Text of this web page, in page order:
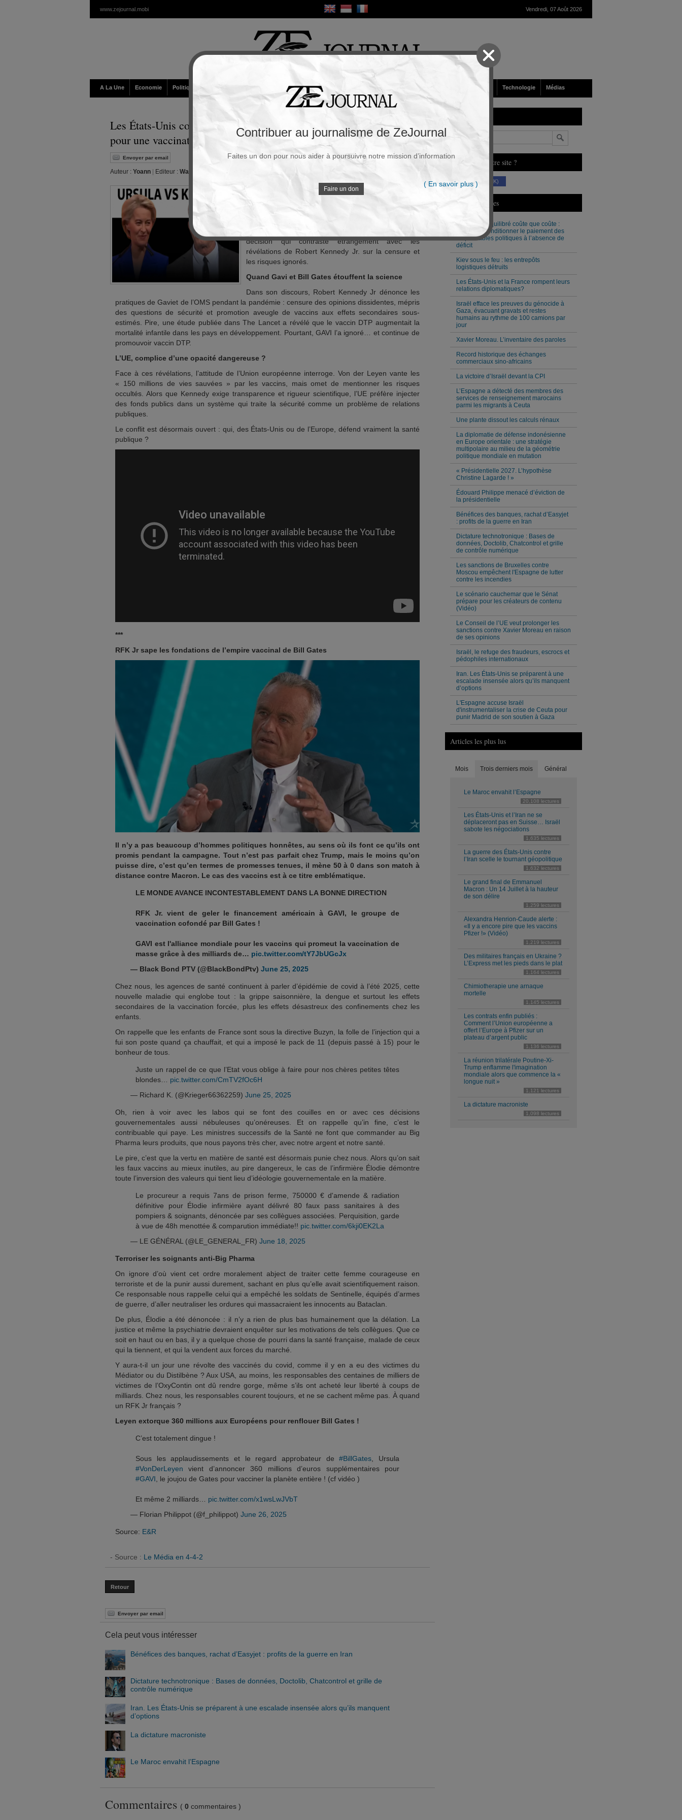
www.zejournal.mobi Vendredi, 07 Août 2026
A La Une Economie Politique / Géopolitique Religion Sport France / Europe Société Technologie Médias
Les États-Unis coupent les vivres à GAVI : L’UE offre 360 millions
pour une vaccination sans transparence
Envoyer par email Souscrire à la newsletter
Auteur : Yoann Editeur : Walt
Alors que les États-Unis suspendent leur financement
à GAVI, fondé par la fondation Bill et Melinda Gates,
Ursula von der Leyen, présidente de la Commission
supplémentaires à cette alliance vaccinale. Une
décision qui contraste étrangement avec les
révélations de Robert Kennedy Jr. sur la censure et
les risques ignorés.
Quand Gavi et Bill Gates étouffent la science
Dans son discours, Robert Kennedy Jr dénonce les
pratiques de Gaviet de l’OMS pendant la pandémie : censure des opinions dissidentes, mépris
des questions de sécurité et promotion aveugle de vaccins aux effets secondaires sous-
estimés. Pire, une étude publiée dans The Lancet a révélé que le vaccin DTP augmentait la
mortalité infantile dans les pays en développement. Pourtant, GAVI l’a ignoré… et continue de
promouvoir vaccin DTP.
L’UE, complice d’une opacité dangereuse ?
Face à ces révélations, l’attitude de l’Union européenne interroge. Von der Leyen vante les
« 150 millions de vies sauvées » par les vaccins, mais omet de mentionner les risques
occultés. Alors que Kennedy exige transparence et rigueur scientifique, l’UE préfère injecter
des fonds publics dans un système qui traite la sécurité comme un problème de relations
publiques.
Le conflit est désormais ouvert : qui, des États-Unis ou de l’Europe, défend vraiment la santé
publique ?
***
RFK Jr sape les fondations de l’empire vaccinal de Bill Gates
Il n’y a pas beaucoup d’hommes politiques honnêtes, au sens où ils font ce qu’ils ont
promis pendant la campagne. Tout n’est pas parfait chez Trump, mais le moins qu’on
puisse dire, c’est qu’en termes de promesses tenues, il mène 50 à 0 dans son match à
distance contre Macron. Le cas des vaccins est à ce titre emblématique.
LE MONDE AVANCE INCONTESTABLEMENT DANS LA BONNE DIRECTION
RFK Jr. vient de geler le financement américain à GAVI, le groupe de
vaccination cofondé par Bill Gates !
GAVI est l'alliance mondiale pour les vaccins qui promeut la vaccination de
masse grâce à des milliards de… pic.twitter.com/tY7JbUGcJx
— Black Bond PTV (@BlackBondPtv) June 25, 2025
Chez nous, les agences de santé continuent à parler d’épidémie de covid à l’été 2025, cette
nouvelle maladie qui englobe tout : la grippe saisonnière, la dengue et surtout les effets
secondaires de la vaccination forcée, plus les effets désastreux des confinements chez les
enfants.
On rappelle que les enfants de France sont sous la directive Buzyn, la folle de l’injection qui a
fui son poste quand ça chauffait, et qui a imposé le pack de 11 (depuis passé à 15) pour le
bonheur de tous.
Juste un rappel de ce que l’Etat vous oblige à faire pour nos chères petites têtes
blondes… pic.twitter.com/CmTV2fOc6H
— Richard K. (@Krieger66362259) June 25, 2025
Oh, rien à voir avec les labos qui se font des couilles en or avec ces décisions
gouvernementales aussi nébuleuses qu’onéreuses. Et on rappelle qu’in fine, c’est le
contribuable qui paye. Les ministres successifs de la Santé ne font que commander au Big
Pharma leurs produits, que nous payons très cher, avec notre argent et notre santé.
Le pire, c’est que la vertu en matière de santé est désormais punie chez nous. Alors qu’on sait
les faux vaccins au mieux inutiles, au pire dangereux, le cas de l’infirmière Élodie démontre
toute l’inversion des valeurs qui tient lieu d’idéologie gouvernementale en la matière.
Le procureur a requis 7ans de prison ferme, 750000 € d'amende & radiation
définitive pour Élodie infirmière ayant délivré 80 faux pass sanitaires à des
pompiers & soignants, dénoncée par ses collègues associées. Perquisition, garde
à vue de 48h menottée & comparution immédiate!! pic.twitter.com/6kji0EK2La
— LE GÉNÉRAL (@LE_GENERAL_FR) June 18, 2025
Terroriser les soignants anti-Big Pharma
On ignore d’où vient cet ordre moralement abject de traiter cette femme courageuse en
terroriste et de la punir aussi durement, sachant en plus qu’elle avait scientifiquement raison.
Ce responsable nous rappelle celui qui a empêché les soldats de Sentinelle, équipés d’armes
de guerre, d’aller neutraliser les ordures qui massacraient les innocents au Bataclan.
De plus, Élodie a été dénoncée : il n’y a rien de plus bas humainement que la délation. La
justice et même la psychiatrie devraient enquêter sur les motivations de tels collègues. Que ce
soit en haut ou en bas, il y a quelque chose de pourri dans la santé française, malade de ceux
qui la tiennent, et qui la vendent aux forces du marché.
Y aura-t-il un jour une révolte des vaccinés du covid, comme il y en a eu des victimes du
Médiator ou du Distilbène ? Aux USA, au moins, les responsables des centaines de milliers de
victimes de l’OxyContin ont dû rendre gorge, même s’ils ont acheté leur liberté à coups de
milliards. Chez nous, les responsables courent toujours, et ne se cachent même pas. À quand
un RFK Jr français ?
Leyen extorque 360 millions aux Européens pour renflouer Bill Gates !
C’est totalement dingue !
Sous les applaudissements et le regard approbateur de#BillGates , Ursula
#VonDerLeyen vient d’annoncer 360 millions d’euros supplémentaires pour
#GAVI , le joujou de Gates pour vacciner la planète entière ! (cf vidéo )
Et même 2 milliards… pic.twitter.com/x1wsLwJVbT
— Florian Philippot (@f_philippot) June 26, 2025
Source: E&R
- Source : Le Média en 4-4-2
Retour
Envoyer par email
Cela peut vous intéresser
Bénéfices des banques, rachat d’Easyjet : profits de la guerre en Iran
Dictature technotronique : Bases de données, Doctolib, Chatcontrol et grille de
contrôle numérique
Iran. Les États-Unis se préparent à une escalade insensée alors qu’ils manquent
d’options
La dictature macroniste
Le Maroc envahit l’Espagne
Commentaires ( 0 commentaires )
Vous aimez notre site ?
(230 K)
Derniers Articles
Un budget équilibré coûte que coûte :
Milei veut conditionner le paiement des
responsables politiques à l’absence de
déficit
Kiev sous le feu : les entrepôts
logistiques détruits
Les États-Unis et la France rompent leurs
relations diplomatiques?
Israël efface les preuves du génocide à
Gaza, évacuant gravats et restes
humains au rythme de 100 camions par
jour
Xavier Moreau. L’inventaire des paroles
Record historique des échanges
commerciaux sino-africains
La victoire d’Israël devant la CPI
L’Espagne a détecté des membres des
services de renseignement marocains
parmi les migrants à Ceuta
Une plante dissout les calculs rénaux
La diplomatie de défense indonésienne
en Europe orientale : une stratégie
multipolaire au milieu de la géométrie
politique mondiale en mutation
« Présidentielle 2027. L’hypothèse
Christine Lagarde ! »
Édouard Philippe menacé d’éviction de
la présidentielle
Bénéfices des banques, rachat d’Easyjet
: profits de la guerre en Iran
Dictature technotronique : Bases de
données, Doctolib, Chatcontrol et grille
de contrôle numérique
Les sanctions de Bruxelles contre
Moscou empêchent l'Espagne de lutter
contre les incendies
Le scénario cauchemar que le Sénat
prépare pour les créateurs de contenu
(Vidéo)
Le Conseil de l’UE veut prolonger les
sanctions contre Xavier Moreau en raison
de ses opinions
Israël, le refuge des fraudeurs, escrocs et
pédophiles internationaux
Iran. Les États-Unis se préparent à une
escalade insensée alors qu’ils manquent
d’options
L'Espagne accuse Israël
d'instrumentaliser la crise de Ceuta pour
punir Madrid de son soutien à Gaza
Articles les plus lus
Mois Trois derniers mois Général
Le Maroc envahit l’Espagne
20,108 lectures
Les États-Unis et l’Iran ne se
déplaceront pas en Suisse… Israël
sabote les négociations
1,635 lectures
La guerre des États-Unis contre
l’Iran scelle le tournant géopolitique
1,632 lectures
Le grand final de Emmanuel
Macron : Un 14 Juillet à la hauteur
de son délire
1,259 lectures
Alexandra Henrion-Caude alerte :
«Il y a encore pire que les vaccins
Pfizer !» (Vidéo)
1,219 lectures
Des militaires français en Ukraine ?
L’Express met les pieds dans le plat
1,164 lectures
Chimiotherapie une arnaque
mortelle
1,145 lectures
Les contrats enfin publiés :
Comment l’Union européenne a
offert l’Europe à Pfizer sur un
plateau d’argent public
1,136 lectures
La réunion trilatérale Poutine-Xi-
Trump enflamme l'imagination
mondiale alors que commence la «
longue nuit »
1,121 lectures
La dictature macroniste
1,098 lectures
Contribuer au journalisme de ZeJournal
Faites un don pour nous aider à poursuivre notre mission d’information
Faire un don
( En savoir plus )